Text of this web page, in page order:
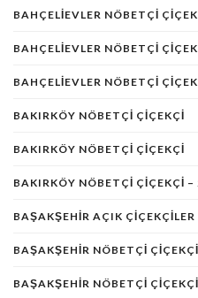
BAHÇELIEVLER NÖBETÇI
BAHÇELIEVLER NÖBETÇI
BAHÇELIEVLER NÖBETÇI
BAKIRKÖY NÖBETÇİ ÇİÇEKÇİ
BAKIRKÖY NÖBETÇI ÇIÇEKÇI
BAKIRKÖY NÖBETÇI ÇIÇEKÇI –
BAŞAKŞEHIR AÇIK ÇIÇEKÇILER
BAŞAKŞEHIR NÖBETÇI ÇIÇEKÇI
BAŞAKŞEHIR NÖBETÇI ÇIÇEKÇI